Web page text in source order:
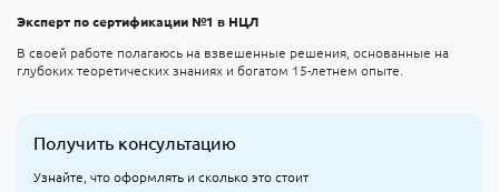
Эксперт по сертификации №1 в НЦЛ
В своей работе полагаюсь на взвешенные решения, основанные на
глубоких теоретических знаниях и богатом 15-летнем опыте.
Получить консультацию
Узнайте, что оформлять и сколько это стоит